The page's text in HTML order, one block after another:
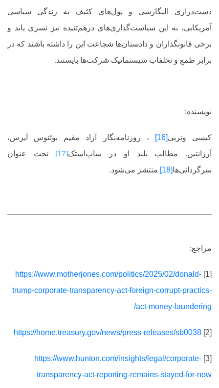
دست‌درازی الیگارشی و پول‌های کثیف به زندگی سیاسی
آمریکایی، به این سیاست‌گذاری‌های درهم‌تنیده نیز تسری یابد و
برخی قانونگذاران و دادستان‌ها شجاعت این را داشته باشند که در
برابر طمع و تخلفاتِ سیستماتیک شرکت‌ها بایستند.
نویسنده:
کیسی وتربی[16]
، روزنامه‌نگار آزاد مقیم بوئنوس آیرس،
آرژانتین. مطالب بلند او درساب‌استک[17]
تحت عنوان
سرگردانی‌ها[18] منتشر می‌شود.
مراجع:
https://www.motherjones.com/politics/2025/02/donald-
trump-corporate-transparency-act-foreign-corrupt-practics-
act-money-laundering/
https://home.treasury.gov/news/press-releases/sb0038
https://www.hunton.com/insights/legal/corporate-
transparency-act-reporting-remains-stayed-for-now